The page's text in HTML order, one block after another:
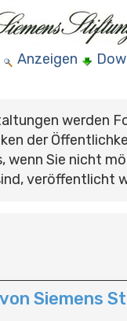
Anzeigen
werden
der
wenn Sie nicht
veröffentlicht
Siemens